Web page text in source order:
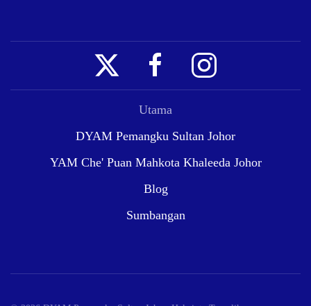
Utama
DYAM Pemangku Sultan Johor
YAM Che' Puan Mahkota Khaleeda Johor
Blog
Sumbangan